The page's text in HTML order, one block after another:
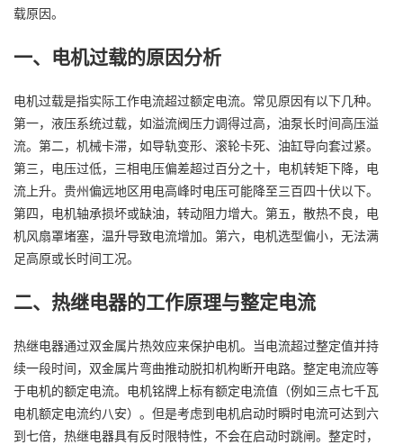
载原因。
一、电机过载的原因分析
电机过载是指实际工作电流超过额定电流。常见原因有以下几种。
第一，液压系统过载，如溢流阀压力调得过高，油泵长时间高压溢
流。第二，机械卡滞，如导轨变形、滚轮卡死、油缸导向套过紧。
第三，电压过低，三相电压偏差超过百分之十，电机转矩下降，电
流上升。贵州偏远地区用电高峰时电压可能降至三百四十伏以下。
第四，电机轴承损坏或缺油，转动阻力增大。第五，散热不良，电
机风扇罩堵塞，温升导致电流增加。第六，电机选型偏小，无法满
足高原或长时间工况。
二、热继电器的工作原理与整定电流
热继电器通过双金属片热效应来保护电机。当电流超过整定值并持
续一段时间，双金属片弯曲推动脱扣机构断开电路。整定电流应等
于电机的额定电流。电机铭牌上标有额定电流值（例如三点七千瓦
电机额定电流约八安）。但是考虑到电机启动时瞬时电流可达到六
到七倍，热继电器具有反时限特性，不会在启动时跳闸。整定时，